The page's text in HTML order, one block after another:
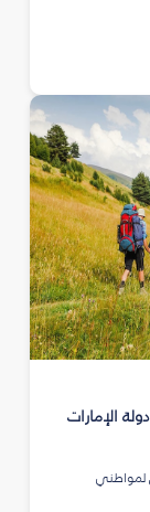
الإمارات
لمواطني